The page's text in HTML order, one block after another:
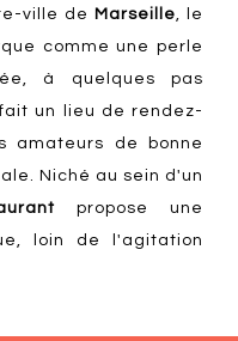
ville de Marseille, le
comme une perle
à quelques pas
un lieu de rendez-
amateurs de bonne
Niché au sein d'un
propose une
loin de l'agitation